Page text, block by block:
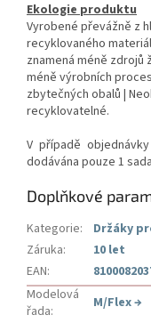
Ekologie produktu
Vyrobené převážně z
recyklovaného
znamená méně zdrojů
méně výrobních
zbytečných obalů |
recyklovatelné.
V případě
dodávána pouze 1
Doplňkové
Kategorie: Držáky
Záruka:
10 let
EAN:
Modelová
řada: M/Flex→